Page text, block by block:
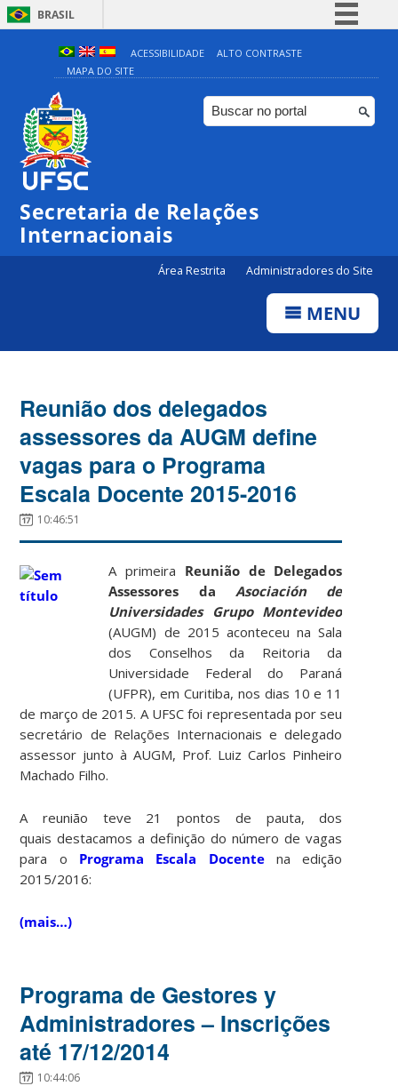
BRASIL
Simplifique!
Comunica BR
Participe
ACESSIBILIDADE
ALTO CONTRASTE
MAPA DO SITE
Secretaria de Relações
Internacionais
Área Restrita Administradores do Site
MENU
Reunião dos delegados
assessores da AUGM define
vagas para o Programa
Escala Docente 2015-2016
10:46:51
A primeira Reunião de Delegados
Assessores da Asociación de
Universidades Grupo Montevideo
(AUGM) de 2015 aconteceu na Sala
dos Conselhos da Reitoria da
Universidade Federal do Paraná
(UFPR), em Curitiba, nos dias 10 e 11
de março de 2015. A UFSC foi representada por seu
secretário de Relações Internacionais e delegado
assessor junto à AUGM, Prof. Luiz Carlos Pinheiro
Machado Filho.
A reunião teve 21 pontos de pauta, dos
quais destacamos a definição do número de vagas
para o Programa Escala Docentena edição
2015/2016:
(mais…)
Programa de Gestores y
Administradores – Inscrições
até 17/12/2014
10:44:06